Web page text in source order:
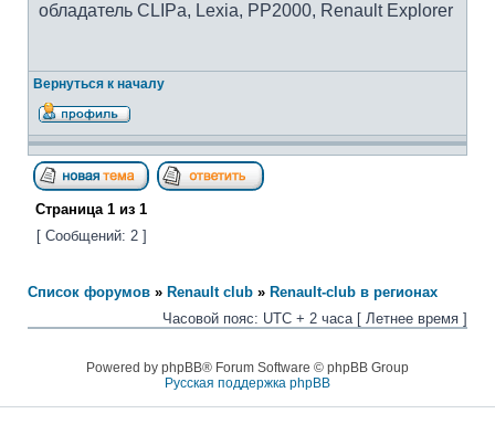
обладатель CLIPa, Lexia, PP2000, Renault Explorer
Вернуться к началу
Страница 1 из 1
[ Сообщений: 2 ]
Список форумов » Renault club » Renault-club в регионах
Часовой пояс: UTC + 2 часа [ Летнее время ]
Powered by phpBB® Forum Software © phpBB Group
Русская поддержка phpBB